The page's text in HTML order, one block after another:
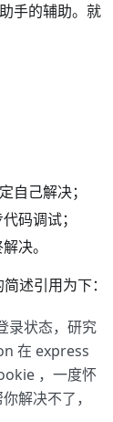
手的辅助。就
自己解决；
码调试；
决。
述引用为下：
录状态，研究
在 express
，一度怀
解决不了，